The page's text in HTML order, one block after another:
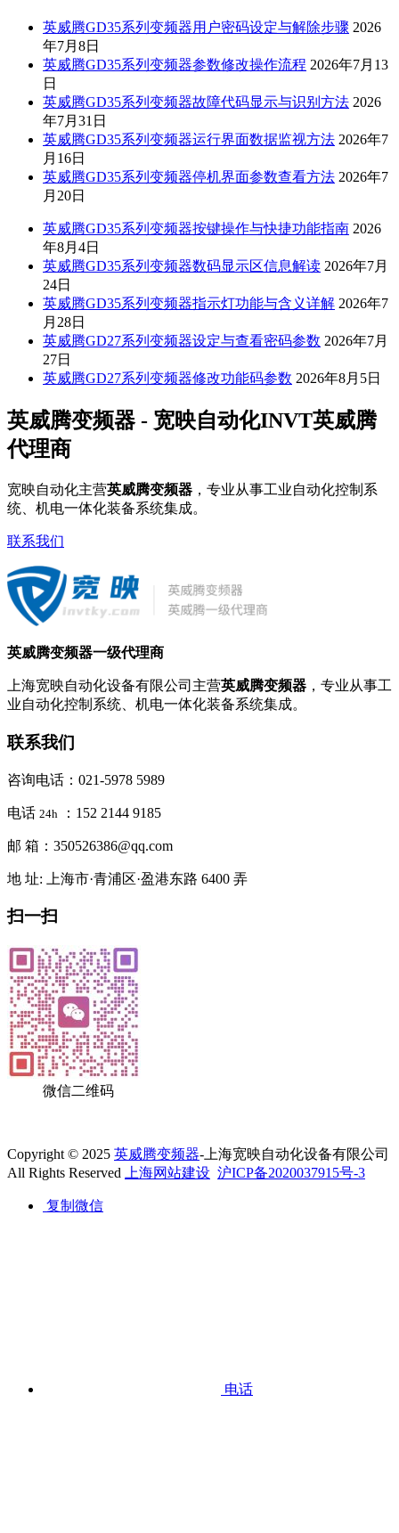
英威腾GD35系列变频器用户密码设定与解除步骤 2026
年7月8日
英威腾GD35系列变频器参数修改操作流程 2026年7月13
日
英威腾GD35系列变频器故障代码显示与识别方法 2026
年7月31日
英威腾GD35系列变频器运行界面数据监视方法 2026年7
月16日
英威腾GD35系列变频器停机界面参数查看方法 2026年7
月20日
英威腾GD35系列变频器按键操作与快捷功能指南 2026
年8月4日
英威腾GD35系列变频器数码显示区信息解读 2026年7月
24日
英威腾GD35系列变频器指示灯功能与含义详解 2026年7
月28日
英威腾GD27系列变频器设定与查看密码参数 2026年7月
27日
英威腾GD27系列变频器修改功能码参数 2026年8月5日
英威腾变频器 - 宽映自动化INVT英威腾
代理商
宽映自动化主营英威腾变频器 ，专业从事工业自动化控制系
统、机电一体化装备系统集成。
联系我们
英威腾变频器一级代理商
上海宽映自动化设备有限公司主营英威腾变频器 ，专业从事工
业自动化控制系统、机电一体化装备系统集成。
联系我们
咨询电话：021-5978 5989
电话 24h ：152 2144 9185
邮 箱：350526386@qq.com
地 址: 上海市·青浦区·盈港东路 6400 弄
扫一扫
微信二维码
Copyright © 2025 英威腾变频器-上海宽映自动化设备有限公司
All Rights Reserved
上海网站建设 沪ICP备2020037915号-3
复制微信
电话